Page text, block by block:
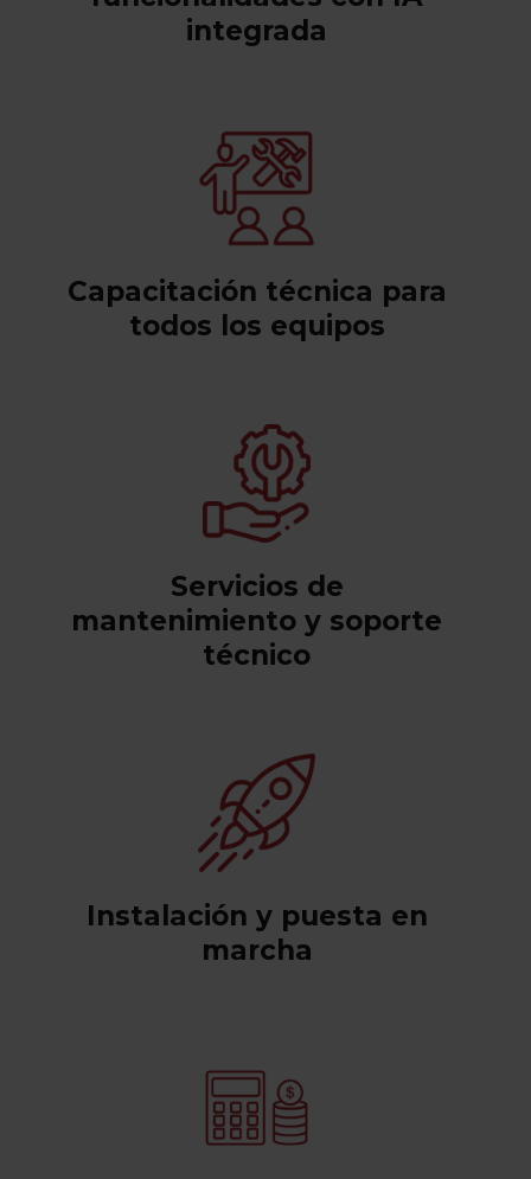
integrada
Capacitación técnica para
todos los equipos
Servicios de
mantenimiento y soporte
técnico
Instalación y puesta en
marcha